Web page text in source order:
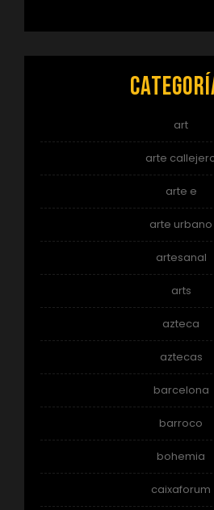
art
arte
arte e
arte urbano
artesanal
arts
azteca
aztecas
barcelona
barroco
bohemia
caixaforum